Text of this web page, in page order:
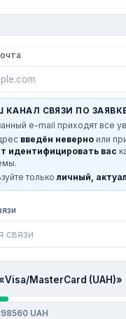
КАНАЛ СВЯЗИ ПО
e-mail приходят все
введён неверно или
идентифицировать вас
только личный,
MasterCard (UAH)»
UAH